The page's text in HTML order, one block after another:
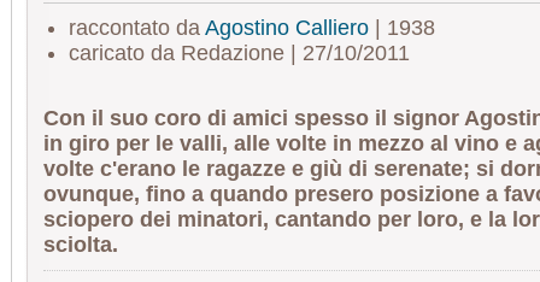
raccontato da Agostino Calliero| 1938
caricato da Redazione | 27/10/2011
Con il suo coro di amici spesso il signor
in giro per le valli, alle volte in mezzo al vino e
volte c'erano le ragazze e giù di serenate; si
ovunque, fino a quando presero posizione a
sciopero dei minatori, cantando per loro, e la
sciolta.